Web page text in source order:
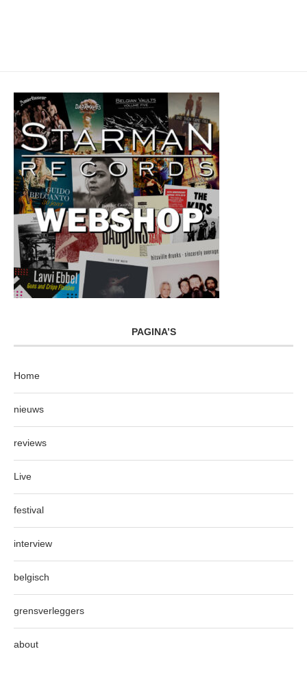
PAGINA’S
Home
nieuws
reviews
Live
festival
interview
belgisch
grensverleggers
about